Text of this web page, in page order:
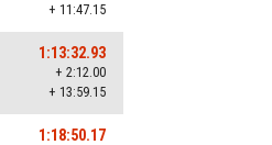
+ 11:47.15
1:13:32.93
+ 2:12.00
+ 13:59.15
1:18:50.17